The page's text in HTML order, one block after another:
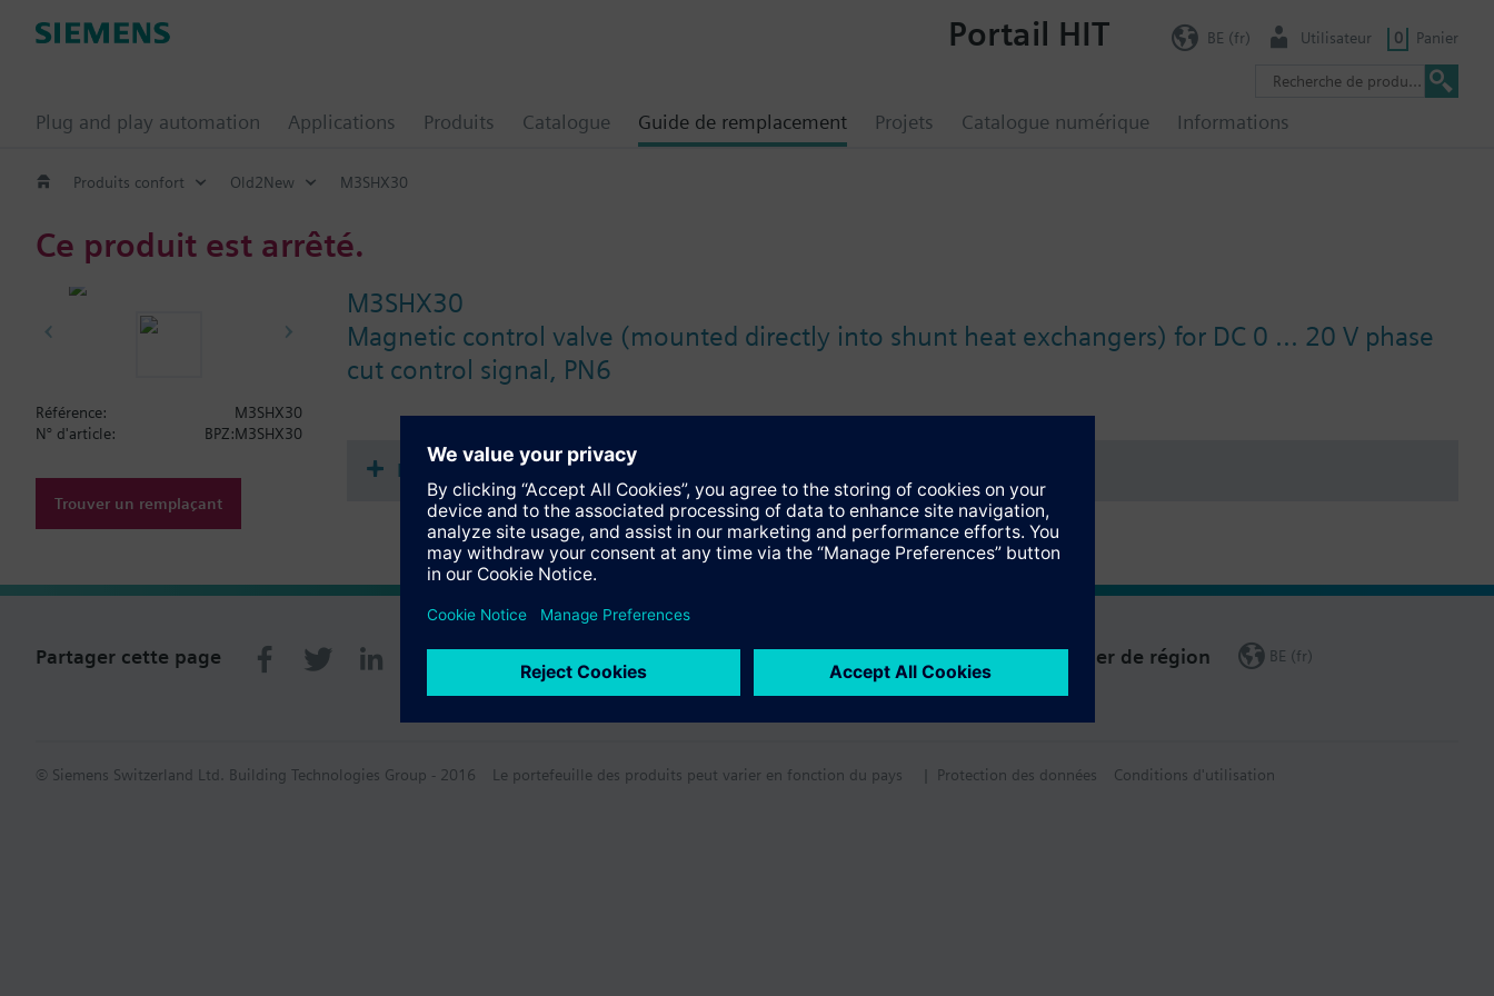
Plug and play automation Applications Produits Catalogue Guide de remplacement Projets Catalogue numérique Informations
Portail HIT BE (fr) Utilisateur 0 Panier
Produits confort Old2New M3SHX30
Ce produit est arrêté.
M3SHX30
Magnetic control valve (mounted directly into shunt heat exchangers) for DC 0 ... 20 V phase
cut control signal, PN6
Référence:
M3SHX30
N° d'article:
BPZ:M3SHX30
Trouver un remplaçant
Documentation
Partager cette page Changer de région BE (fr)
© Siemens Switzerland Ltd. Building Technologies Group - 2016 Le portefeuille des produits peut varier en fonction du pays | Protection des données Conditions d'utilisation